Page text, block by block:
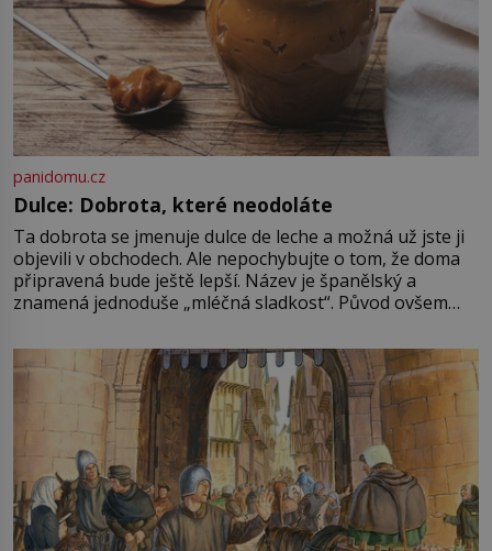
panidomu.cz
Dulce: Dobrota, které neodoláte
Ta dobrota se jmenuje dulce de leche a možná už jste ji
objevili v obchodech. Ale nepochybujte o tom, že doma
připravená bude ještě lepší. Název je španělský a
znamená jednoduše „mléčná sladkost“. Původ ovšem
pře hned několik latinskoamerických zemí a k tomu
Francie, kde se traduje,